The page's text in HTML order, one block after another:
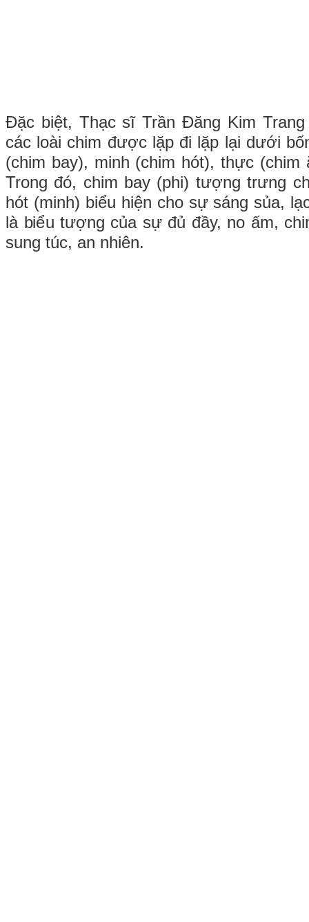
Đặc biệt, Thạc sĩ Trần Đăng Kim
các loài chim được lặp đi lặp lại dưới
(chim bay), minh (chim hót), thực (chim
Trong đó, chim bay (phi) tượng trưng
hót (minh) biểu hiện cho sự sáng sủa,
là biểu tượng của sự đủ đầy, no ấm,
sung túc, an nhiên.